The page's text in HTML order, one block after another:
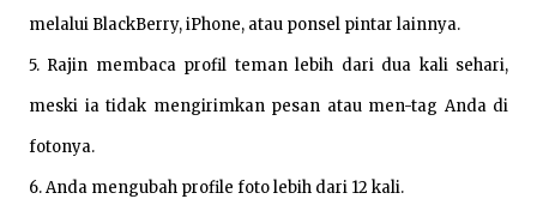
melalui BlackBerry, iPhone, atau ponsel pintar lainnya.
5. Rajin membaca profil teman lebih dari dua kali sehari,
meski ia tidak mengirimkan pesan atau men-tag Anda di
fotonya.
6. Anda mengubah profile foto lebih dari 12 kali.